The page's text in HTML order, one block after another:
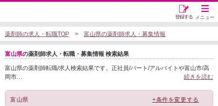
メニュー
登録する
薬剤師の求人・転職TOP 富山県の薬剤師求人・募集情報
富山県の薬剤師求人・転職・募集情報 検索結果
富山県の薬剤師転職/求人検索結果です。正社員/パート/アルバイトや富山市/高
岡市… 続きを読む
富山県 +条件を変更する